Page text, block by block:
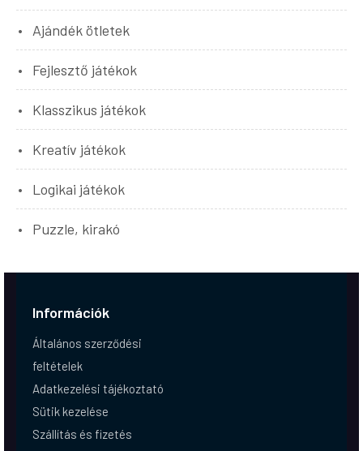
Ajándék ötletek
Fejlesztő játékok
Klasszikus játékok
Kreatív játékok
Logikai játékok
Puzzle, kirakó
Információk
Általános szerződési
feltételek
Adatkezelési tájékoztató
Sütik kezelése
Szállítás és fizetés